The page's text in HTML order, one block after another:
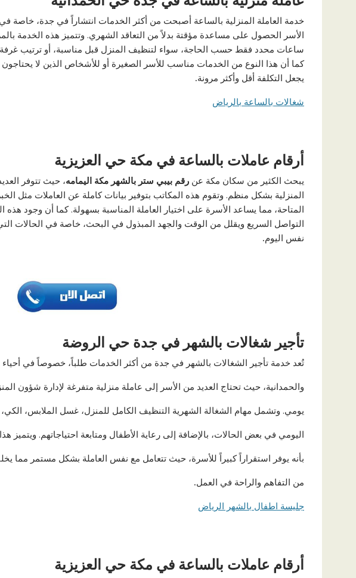
خدمة العاملة المنزلية بالساعة أصبحت من أكثر الخدمات انتشاراً في جدة، خاصة
الأسر الحصول على مساعدة مؤقتة بدلاً من التعاقد الشهري. وتتميز هذه الخدمة
ساعات محدد فقط حسب الحاجة، سواء لتنظيف المنزل قبل مناسبة، أو ترتيب غرفة
كما أن هذا النوع من الخدمات مناسب للأسر الصغيرة أو للأشخاص الذين لا
يجعل التكلفة أقل وأكثر مرونة.
شغالات بالساعة بالرياض
أرقام عاملات بالساعة في مكة حي العزيزية
يبحث الكثير من سكان مكة عن رقم بيبي ستر بالشهر مكة اليمامه، حيث تتوفر
المنزلية بشكل منظم. وتقوم هذه المكاتب بتوفير بيانات كاملة عن العاملات مثل
المتاحة، مما يساعد الأسرة على اختيار العاملة المناسبة بسهولة. كما أن وجود هذه
التواصل السريع ويقلل من الوقت والجهد المبذول في البحث، خاصة في الحالات
نفس اليوم.
تأجير شغالات بالشهر في جدة حي الروضة
تُعد خدمة تأجير الشغالات بالشهر في جدة من أكثر الخدمات طلباً، خصوصاً في
والحمدانية، حيث تحتاج العديد من الأسر إلى عاملة منزلية متفرغة لإدارة شؤون
يومي. وتشمل مهام الشغالة الشهرية التنظيف الكامل للمنزل، غسل الملابس،
اليومي في بعض الحالات، بالإضافة إلى رعاية الأطفال ومتابعة احتياجاتهم. ويتميز
بأنه يوفر استقراراً كبيراً للأسرة، حيث تتعامل مع نفس العاملة بشكل مستمر مما
من التفاهم والراحة في العمل.
جليسة اطفال بالشهر الرياض
أرقام عاملات بالساعة في مكة حي العزيزية